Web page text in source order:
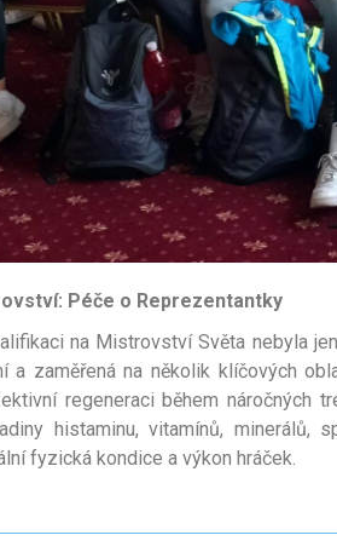
Péče o Reprezentantky
na Mistrovství Světa nebyla
a zaměřená na několik klíčových
regeneraci během náročných
histaminu, vitamínů,
fyzická kondice a výkon hráček.